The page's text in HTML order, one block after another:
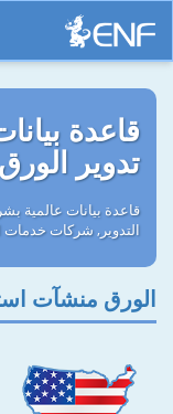
قاعدة
تدوير الورق
قاعدة بيانات عالمية
التدوير, شركات خدمات
الورق منشآت